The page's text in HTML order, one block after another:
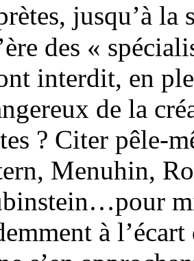
jusqu’à la
des «
interdit, en
de la
? Citer pêle-
Menuhin,
à